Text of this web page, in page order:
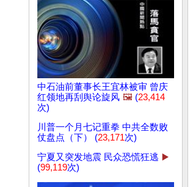
中石油前董事长王宜林被审 曾庆
红领地再刮舆论旋风 🖼️ (23,414
次)
川普一个月七记重拳 中共全数败
仗盘点（下） (23,171次)
宁夏又突发地震 民众恐慌狂逃 ▶️
(99,119次)